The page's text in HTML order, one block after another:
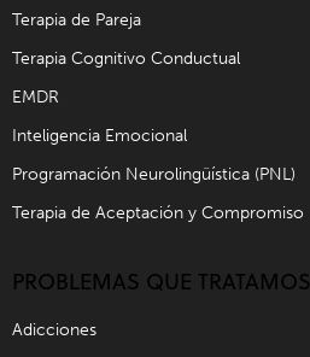
Terapia de Pareja
Terapia Cognitivo Conductual
EMDR
Inteligencia Emocional
Programación Neurolingüística (PNL)
Terapia de Aceptación y Compromiso
PROBLEMAS QUE TRATAMOS
Adicciones